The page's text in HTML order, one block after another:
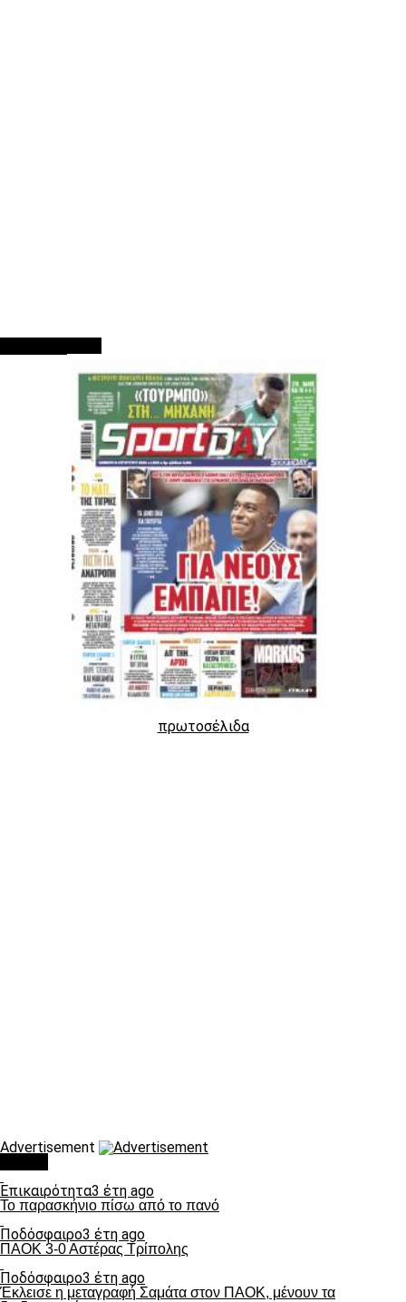
πρωτοσέλιδα
Advertisement
Επικαιρότητα3 έτη ago
Το παρασκήνιο πίσω από το πανό
Ποδόσφαιρο3 έτη ago
ΠΑΟΚ 3-0 Αστέρας Τρίπολης
Ποδόσφαιρο3 έτη ago
Έκλεισε η μεταγραφή Σαμάτα στον ΠΑΟΚ, μένουν τα